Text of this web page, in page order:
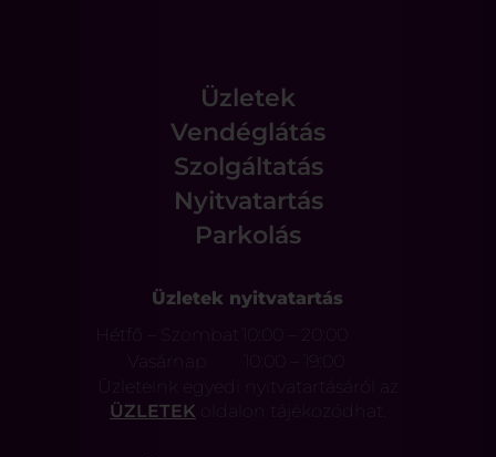
Üzletek
Vendéglátás
Szolgáltatás
Nyitvatartás
Parkolás
Üzletek nyitvatartás
Hétfő – Szombat
10:00 – 20:00
Vasárnap
Üzleteink egyedi nyitvatartásáról az
ÜZLETEK oldalon tájékozódhat.